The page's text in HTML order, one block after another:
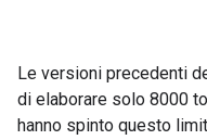
Le versioni precedenti
di elaborare solo 8000
hanno spinto questo